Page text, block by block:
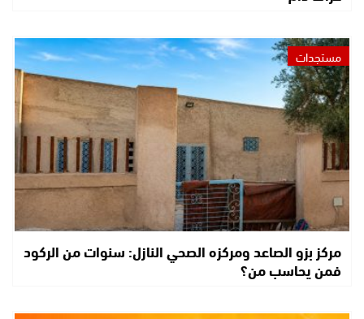
مستجدات
مركز بزو الصاعد ومركزه الصحي النازل: سنوات من الركود
فمن يحاسب من؟